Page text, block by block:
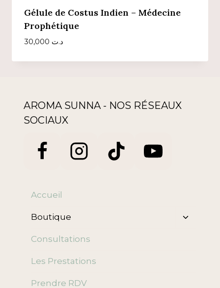
Gélule de Costus Indien – Médecine
Prophétique
د.ت
AROMA SUNNA - NOS RÉSEAUX
SOCIAUX
Accueil
Boutique
Ouvrir/
Consultations
Les Prestations
Prendre RDV